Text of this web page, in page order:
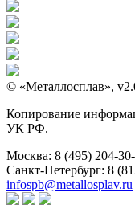
© «Металлосплав»,
Копирование
УК РФ.
Москва: 8 (495) 204-
Санкт-Петербург: 8
infospb@metallosplav.ru